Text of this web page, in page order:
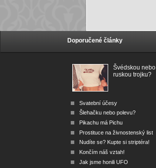
Doporučené články
Švédskou nebo
ruskou trojku?
Svatební účesy
Šlehačku nebo polevu?
Pikachu má Pichu
Prostituce na živnostenský list
Nudíte se? Kupte si striptéra!
Končím náš vztah!
Jak jsme honili UFO